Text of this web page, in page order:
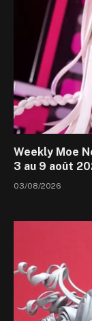
Weekly Moe
3 au 9 août
03/08/2026